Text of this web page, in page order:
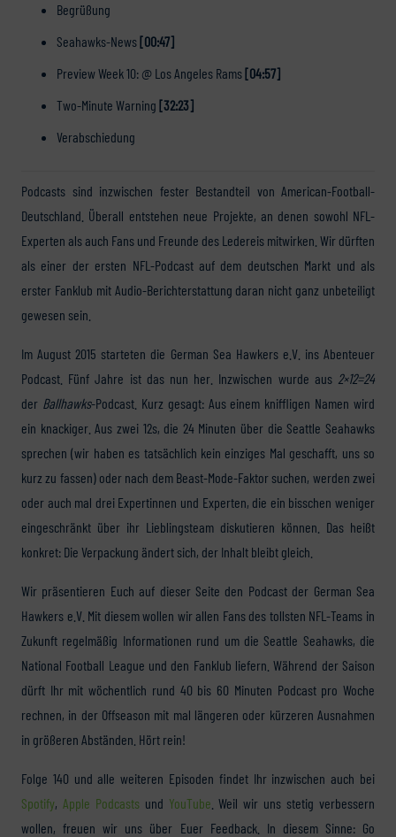
Begrüßung
Seahawks-News[00:47]
Preview Week 10: @ Los Angeles Rams[04:57]
Two-Minute Warning [32:23]
Verabschiedung
Podcasts sind inzwischen fester Bestandteil von American-Football-
Deutschland. Überall entstehen neue Projekte, an denen sowohl NFL-
Experten als auch Fans und Freunde des Ledereis mitwirken. Wir dürften
als einer der ersten NFL-Podcast auf dem deutschen Markt und als
erster Fanklub mit Audio-Berichterstattung daran nicht ganz unbeteiligt
gewesen sein.
Im August 2015 starteten die German Sea Hawkers e.V. ins Abenteuer
Podcast. Fünf Jahre ist das nun her. Inzwischen wurde aus 2×12=24
der Ballhawks-Podcast. Kurz gesagt: Aus einem kniffligen Namen wird
ein knackiger. Aus zwei 12s, die 24 Minuten über die Seattle Seahawks
sprechen (wir haben es tatsächlich kein einziges Mal geschafft, uns so
kurz zu fassen) oder nach dem Beast-Mode-Faktor suchen, werden zwei
oder auch mal drei Expertinnen und Experten, die ein bisschen weniger
eingeschränkt über ihr Lieblingsteam diskutieren können. Das heißt
konkret: Die Verpackung ändert sich, der Inhalt bleibt gleich.
Wir präsentieren Euch auf dieser Seite den Podcast der German Sea
Hawkers e.V. Mit diesem wollen wir allen Fans des tollsten NFL-Teams in
Zukunft regelmäßig Informationen rund um die Seattle Seahawks, die
National Football League und den Fanklub liefern. Während der Saison
dürft Ihr mit wöchentlich rund 40 bis 60 Minuten Podcast pro Woche
rechnen, in der Offseason mit mal längeren oder kürzeren Ausnahmen
in größeren Abständen. Hört rein!
Folge 140 und alle weiteren Episoden findet Ihr inzwischen auch bei
Spotify, Apple Podcastsund YouTube . Weil wir uns stetig verbessern
wollen, freuen wir uns über Euer Feedback. In diesem Sinne: Go